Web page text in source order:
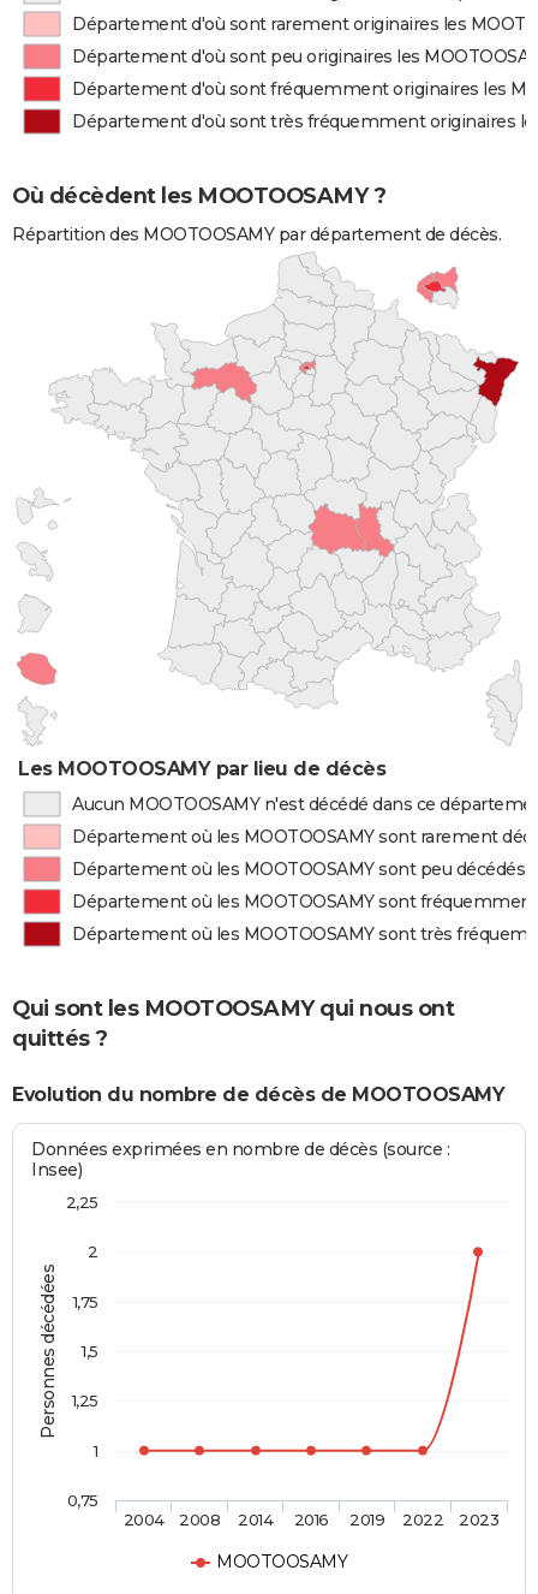
Département d'où sont rarement originaires les
Département d'où sont peu originaires les
Département d'où sont fréquemment originaires les
Département d'où sont très fréquemment originaires
Où décèdent les MOOTOOSAMY ?
Répartition des MOOTOOSAMY par département de décès.
Les MOOTOOSAMY par lieu de décès
Aucun MOOTOOSAMY n'est décédé dans ce
Département où les MOOTOOSAMY sont rarement
Département où les MOOTOOSAMY sont peu décédés
Département où les MOOTOOSAMY sont
Département où les MOOTOOSAMY sont très
Qui sont les MOOTOOSAMY qui nous ont
quittés ?
Evolution du nombre de décès de MOOTOOSAMY
Personnes décédées
Données exprimées en nombre de décès (source :
Insee)
MOOTOOSAMY
2004 2008 2014 2016 2019 2022 2023
0,75
1
1,25
1,5
1,75
2
2,25